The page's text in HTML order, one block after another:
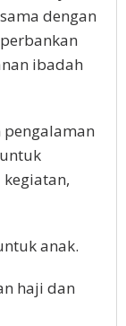
dengan
ibadah
pengalaman
anak.
haji dan